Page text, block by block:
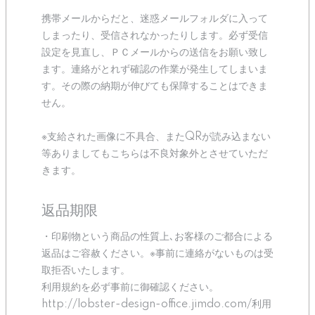
携帯メールからだと、迷惑メールフォルダに入って
しまったり、受信されなかったりします。必ず受信
設定を見直し、ＰＣメールからの送信をお願い致し
ます。連絡がとれず確認の作業が発生してしまいま
す。その際の納期が伸びても保障することはできま
せん。
※支給された画像に不具合、またQRが読み込まない
等ありましてもこちらは不良対象外とさせていただ
きます。
返品期限
・印刷物という商品の性質上､お客様のご都合による
返品はご容赦ください。※事前に連絡がないものは受
取拒否いたします。
利用規約を必ず事前に御確認ください。
http://lobster-design-office.jimdo.com/利用